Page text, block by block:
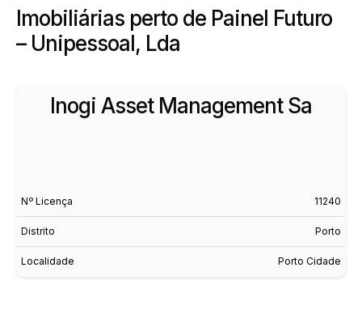
Imobiliárias perto de Painel Futuro
– Unipessoal, Lda
Inogi Asset Management Sa
Nº Licença 11240
Distrito Porto
Localidade Porto Cidade